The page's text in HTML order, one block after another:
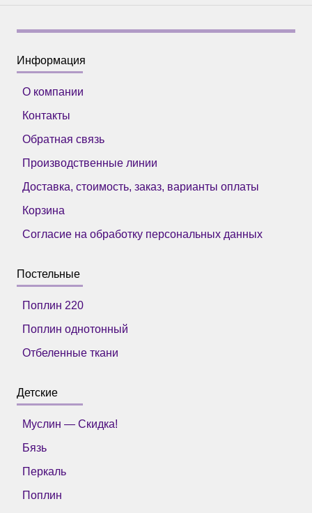
Информация
О компании
Контакты
Обратная связь
Производственные линии
Доставка, стоимость, заказ, варианты оплаты
Корзина
Согласие на обработку персональных данных
Постельные
Поплин 220
Поплин однотонный
Отбеленные ткани
Детские
Муслин — Скидка!
Бязь
Перкаль
Поплин